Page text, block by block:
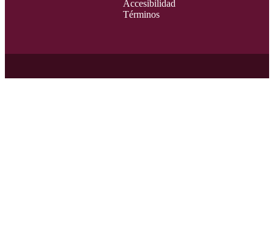
Accesibilidad
Términos